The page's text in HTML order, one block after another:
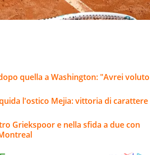
quella a Washington: "Avrei voluto
l'ostico Mejia: vittoria di carattere
Griekspoor e nella sfida a due con